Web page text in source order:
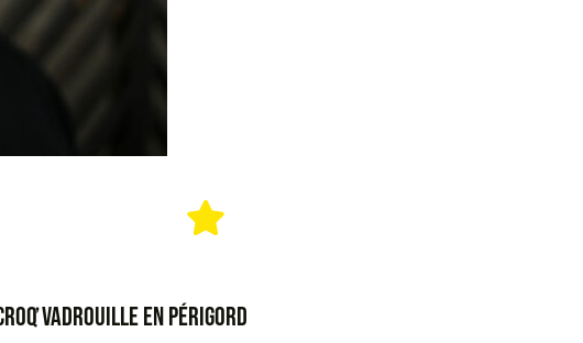
VADROUILLE EN PÉRIGORD